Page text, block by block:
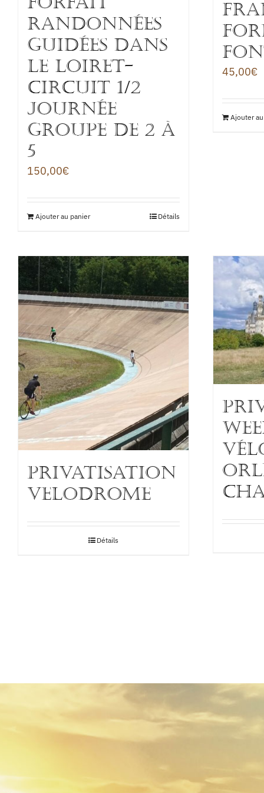
RANDONNÉES
GUIDÉES DANS
LE LOIRET-
Circuit 1/2
journée
groupe de 2 à
5
150,00€
Ajouter au panier Détails
45,00€
Ajouter
PRIVATISATION
VELODROME
Détails